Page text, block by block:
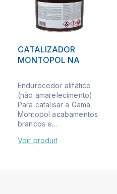
CATALIZADOR
MONTOPOL NA
Endurecedor alifático
(não amarelecimento).
Para catalisar a Gama
Montopol acabamentos
brancos e...
Voir produit